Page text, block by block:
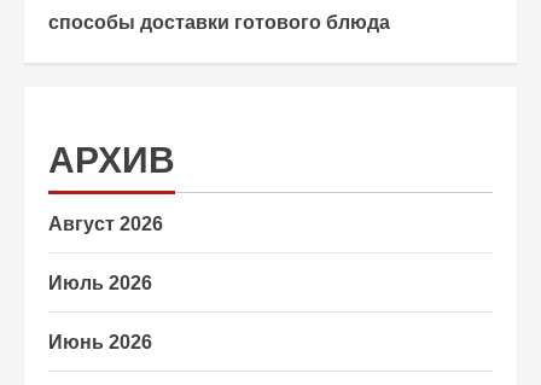
способы доставки готового блюда
АРХИВ
Август 2026
Июль 2026
Июнь 2026